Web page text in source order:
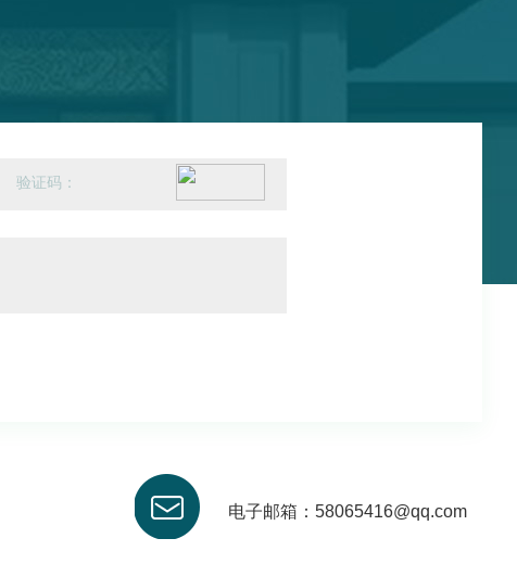
电子邮箱：58065416@qq.com